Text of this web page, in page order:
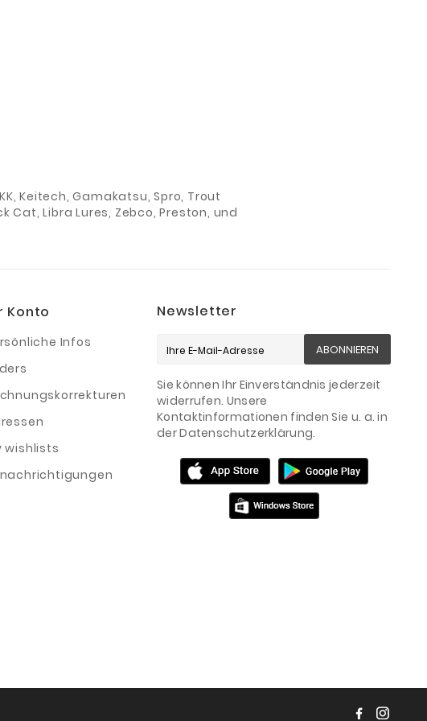
Keitech, Gamakatsu, Spro, Trout
Cat, Libra Lures, Zebco, Preston, und
Konto
Infos
wishlists
Newsletter
ABONNIEREN
Sie können Ihr Einverständnis jederzeit
widerrufen. Unsere
Kontaktinformationen finden Sie u. a. in
der Datenschutzerklärung.